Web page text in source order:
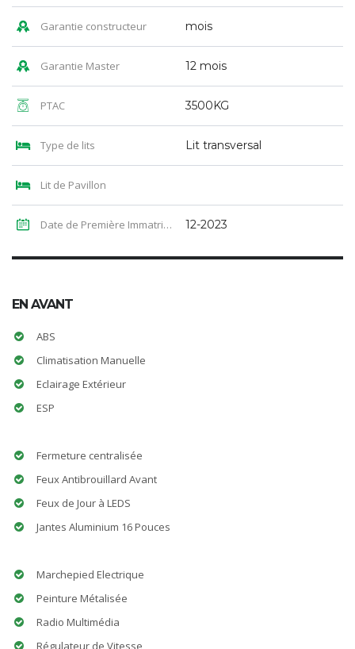
Garantie constructeur mois
Garantie Master 12 mois
PTAC 3500KG
Type de lits Lit transversal
Lit de Pavillon
Date de Première Immatriculation 12-2023
EN AVANT
ABS
Climatisation Manuelle
Eclairage Extérieur
ESP
Fermeture centralisée
Feux Antibrouillard Avant
Feux de Jour à LEDS
Jantes Aluminium 16 Pouces
Marchepied Electrique
Peinture Métalisée
Radio Multimédia